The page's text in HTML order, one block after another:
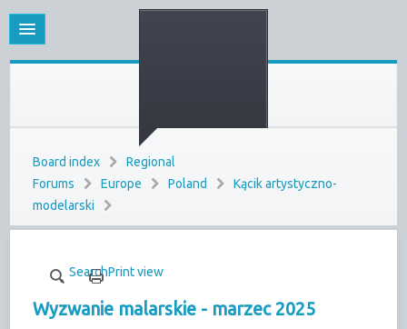
Board index
Regional
Forums
Europe Poland
Kącik artystyczno-
modelarski
SearchPrint view
Wyzwanie malarskie - marzec 2025